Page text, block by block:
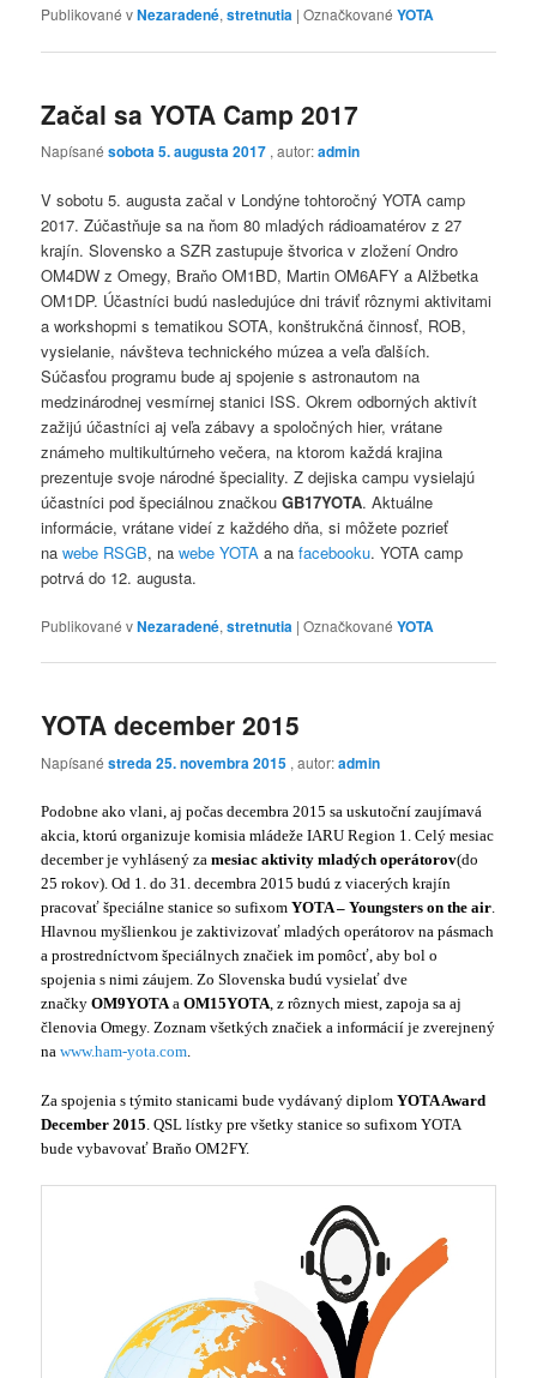
Publikované vNezaradené,stretnutia |Označkované YOTA
Začal sa YOTA Camp 2017
Napísanésobota 5. augusta 2017 , autor:admin
V sobotu 5. augusta začal v Londýne tohtoročný YOTA camp
2017. Zúčastňuje sa na ňom 80 mladých rádioamatérov z 27
krajín. Slovensko a SZR zastupuje štvorica v zložení Ondro
OM4DW z Omegy, Braňo OM1BD, Martin OM6AFY a Alžbetka
OM1DP. Účastníci budú nasledujúce dni tráviť rôznymi aktivitami
a workshopmi s tematikou SOTA, konštrukčná činnosť, ROB,
vysielanie, návšteva technického múzea a veľa ďalších.
Súčasťou programu bude aj spojenie s astronautom na
medzinárodnej vesmírnej stanici ISS. Okrem odborných aktivít
zažijú účastníci aj veľa zábavy a spoločných hier, vrátane
známeho multikultúrneho večera, na ktorom každá krajina
prezentuje svoje národné špeciality. Z dejiska campu vysielajú
účastníci pod špeciálnou značkouGB17YOTA. Aktuálne
informácie, vrátane videí z každého dňa, si môžete pozrieť
nawebe RSGB, nawebe YOTA a nafacebooku. YOTA camp
potrvá do 12. augusta.
Publikované vNezaradené,stretnutia |Označkované YOTA
YOTA december 2015
Napísanéstreda 25. novembra 2015 , autor:admin
Podobne ako vlani, aj počas decembra 2015 sa uskutoční zaujímavá
akcia, ktorú organizuje komisia mládeže IARU Region 1. Celý mesiac
december je vyhlásený zamesiac aktivity mladých operátorov(do
25 rokov). Od 1. do 31. decembra 2015 budú z viacerých krajín
pracovať špeciálne stanice so sufixomYOTA – Youngsters on the air
Hlavnou myšlienkou je zaktivizovať mladých operátorov na pásmach
a prostredníctvom špeciálnych značiek im pomôcť, aby bol o
spojenia s nimi záujem. Zo Slovenska budú vysielať dve
značkyOM9YOTA aOM15YOTA , z rôznych miest, zapoja sa aj
členovia Omegy. Zoznam všetkých značiek a informácií je zverejnený
nawww.ham-yota.com
Za spojenia s týmito stanicami bude vydávaný diplomYOTA Award
December 2015.QSL lístky pre všetky stanice so sufixom YOTA
bude vybavovať Braňo OM2FY.